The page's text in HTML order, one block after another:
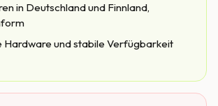
in Deutschland und Finnland,
Hardware und stabile Verfügbarkeit